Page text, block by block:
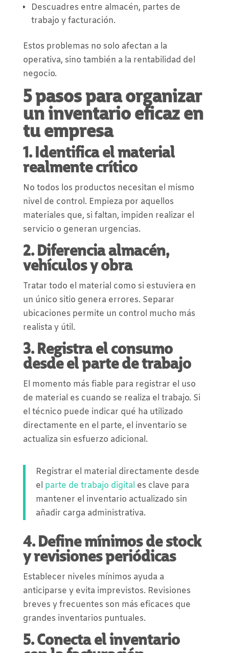
Descuadres entre almacén, partes de
trabajo y facturación.
Estos problemas no solo afectan a la
operativa, sino también a la rentabilidad del
negocio.
5 pasos para organizar
un inventario eficaz en
tu empresa
1. Identifica el material
realmente crítico
No todos los productos necesitan el mismo
nivel de control. Empieza por aquellos
materiales que, si faltan, impiden realizar el
servicio o generan urgencias.
2. Diferencia almacén,
vehículos y obra
Tratar todo el material como si estuviera en
un único sitio genera errores. Separar
ubicaciones permite un control mucho más
realista y útil.
3. Registra el consumo
desde el parte de trabajo
El momento más fiable para registrar el uso
de material es cuando se realiza el trabajo. Si
el técnico puede indicar qué ha utilizado
directamente en el parte, el inventario se
actualiza sin esfuerzo adicional.
Registrar el material directamente desde
el parte de trabajo digital es clave para
mantener el inventario actualizado sin
añadir carga administrativa.
4. Define mínimos de stock
y revisiones periódicas
Establecer niveles mínimos ayuda a
anticiparse y evita imprevistos. Revisiones
breves y frecuentes son más eficaces que
grandes inventarios puntuales.
5. Conecta el inventario